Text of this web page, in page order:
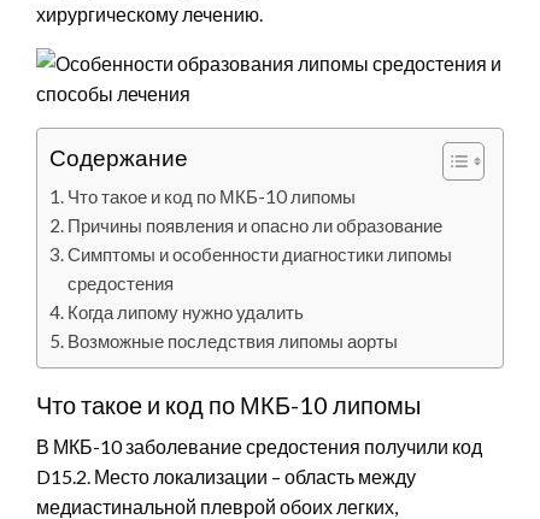
хирургическому лечению.
Содержание
Что такое и код по МКБ-10 липомы
Причины появления и опасно ли образование
Симптомы и особенности диагностики липомы
средостения
Когда липому нужно удалить
Возможные последствия липомы аорты
Что такое и код по МКБ-10 липомы
В МКБ-10 заболевание средостения получили код
D15.2. Место локализации – область между
медиастинальной плеврой обоих легких,